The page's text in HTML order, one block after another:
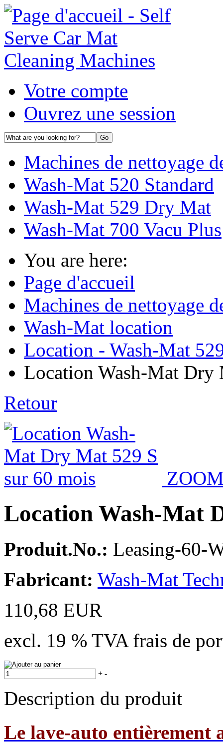
Votre compte
Ouvrez une session
Machines de nettoyage
Wash-Mat 520 Standard
Wash-Mat 529 Dry Mat
Wash-Mat 700 Vacu Plus
You are here:
Page d'accueil
Machines de nettoyage
Wash-Mat location
Location - Wash-Mat
Location Wash-Mat Dry
Retour
Location Wash-Mat
Produit.No.: Leasing-60-
Fabricant: Wash-Mat
110,68 EUR
excl. 19 % TVA frais de
+ -
Description du produit
Le lave-auto entièrement